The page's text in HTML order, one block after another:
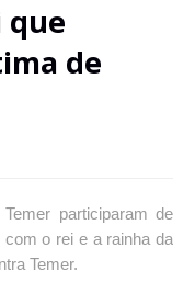
que
de
participaram de
o rei e a rainha da
Temer.